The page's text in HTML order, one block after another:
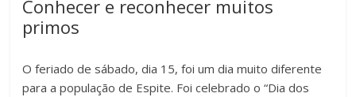
Conhecer e reconhecer muitos
primos
O feriado de sábado, dia 15, foi um dia muito diferente
para a população de Espite. Foi celebrado o “Dia dos